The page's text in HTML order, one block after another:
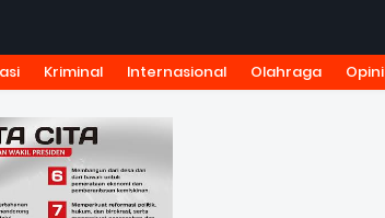
MEDIA SIBER KODE ETIK JURNALISTIK
Kriminal Internasional Olahraga Opini